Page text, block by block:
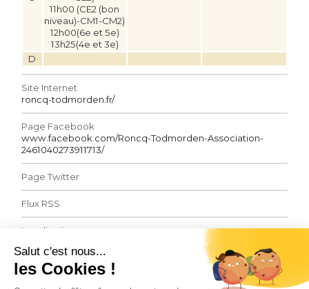
11h00 (CE2 (bon
niveau)-CM1-CM2)
12h00(6e et 5e)
13h25(4e et 3e)
D
Site Internet
roncq-todmorden.fr/
Page Facebook
www.facebook.com/Roncq-Todmorden-Association-
2461040273911713/
Page Twitter
Flux RSS
Localisation